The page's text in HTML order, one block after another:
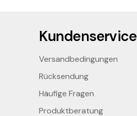
Kundenservice
Versandbedingungen
Rücksendung
Häufige Fragen
Produktberatung